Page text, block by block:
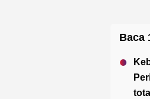
Baca